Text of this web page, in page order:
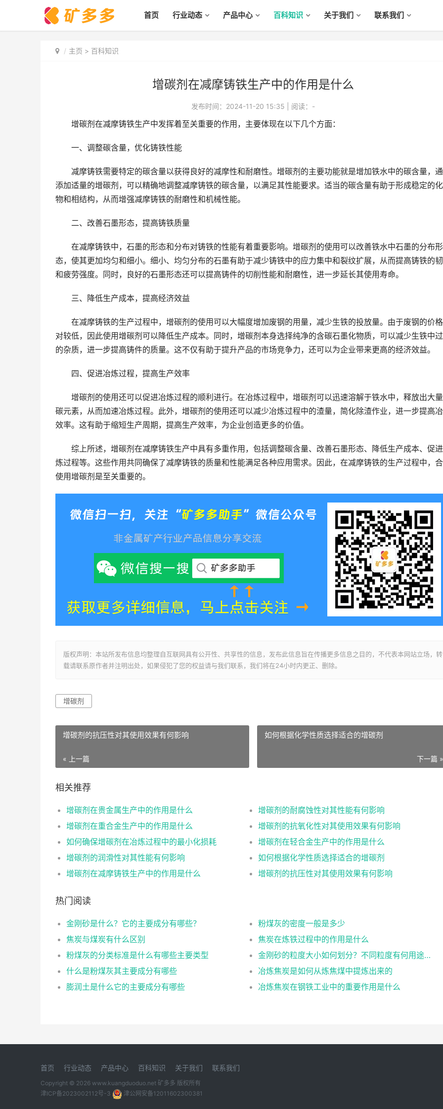
首页 行业动态 产品中心 百科知识 关于我们 联系我们
主页 > 百科知识
增碳剂在减摩铸铁生产中的作用是什么
发布时间：2024-11-20 15:35 阅读： -
增碳剂在减摩铸铁生产中发挥着至关重要的作用，主要体现在以下几个方面：
一、调整碳含量，优化铸铁性能
减摩铸铁需要特定的碳含量以获得良好的减摩性和耐磨性。增碳剂的主要功能就是增加铁水中的碳含量，
添加适量的增碳剂，可以精确地调整减摩铸铁的碳含量，以满足其性能要求。适当的碳含量有助于形成稳定的
物和相结构，从而增强减摩铸铁的耐磨性和机械性能。
二、改善石墨形态，提高铸铁质量
在减摩铸铁中，石墨的形态和分布对铸铁的性能有着重要影响。增碳剂的使用可以改善铁水中石墨的分布形
态，使其更加均匀和细小。细小、均匀分布的石墨有助于减少铸铁中的应力集中和裂纹扩展，从而提高铸铁的
和疲劳强度。同时，良好的石墨形态还可以提高铸件的切削性能和耐磨性，进一步延长其使用寿命。
三、降低生产成本，提高经济效益
在减摩铸铁的生产过程中，增碳剂的使用可以大幅度增加废钢的用量，减少生铁的投放量。由于废钢的价
对较低，因此使用增碳剂可以降低生产成本。同时，增碳剂本身选择纯净的含碳石墨化物质，可以减少生铁中
的杂质，进一步提高铸件的质量。这不仅有助于提升产品的市场竞争力，还可以为企业带来更高的经济效益。
四、促进冶炼过程，提高生产效率
增碳剂的使用还可以促进冶炼过程的顺利进行。在冶炼过程中，增碳剂可以迅速溶解于铁水中，释放出大
碳元素，从而加速冶炼过程。此外，增碳剂的使用还可以减少冶炼过程中的渣量，简化除渣作业，进一步提高
效率。这有助于缩短生产周期，提高生产效率，为企业创造更多的价值。
综上所述，增碳剂在减摩铸铁生产中具有多重作用，包括调整碳含量、改善石墨形态、降低生产成本、促
炼过程等。这些作用共同确保了减摩铸铁的质量和性能满足各种应用需求。因此，在减摩铸铁的生产过程中，
使用增碳剂是至关重要的。
版权声明：本站所发布信息均整理自互联网具有公开性、共享性的信息，发布此信息旨在传播更多信息之目的，不代表本网站立场，转
载请联系原作者并注明出处，如果侵犯了您的权益请与我们联系，我们将在24小时内更正、删除。
增碳剂
增碳剂的抗压性对其使用效果有何影响
« 上一篇
如何根据化学性质选择适合的增碳剂
下一篇 »
相关推荐
增碳剂在贵金属生产中的作用是什么
增碳剂的耐腐蚀性对其性能有何影响
增碳剂在重合金生产中的作用是什么
增碳剂的抗氧化性对其使用效果有何影响
如何确保增碳剂在冶炼过程中的最小化损耗
增碳剂在轻合金生产中的作用是什么
增碳剂的润滑性对其性能有何影响
如何根据化学性质选择适合的增碳剂
增碳剂在减摩铸铁生产中的作用是什么
增碳剂的抗压性对其使用效果有何影响
热门阅读
金刚砂是什么？它的主要成分有哪些？
粉煤灰的密度一般是多少
焦炭与煤炭有什么区别
焦炭在炼铁过程中的作用是什么
粉煤灰的分类标准是什么有哪些主要类型
金刚砂的粒度大小如何划分？不同粒度有何用途？
什么是粉煤灰其主要成分有哪些
冶炼焦炭是如何从炼焦煤中提炼出来的
膨润土是什么它的主要成分有哪些
冶炼焦炭在钢铁工业中的重要作用是什么
首页 行业动态 产品中心 百科知识 关于我们 联系我们
Copyright © 2026 www.kuangduoduo.net 矿多多 版权所有
津ICP备2023002112号-3
津公网安备12011602300381